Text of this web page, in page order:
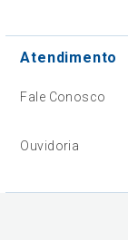
Atendimento
Fale Conosco
Ouvidoria